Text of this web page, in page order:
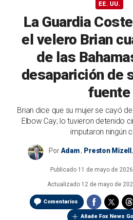
EE. UU.
La Guardia
el velero Brian
de las
desaparición de
fuente
Brian dice que su mujer se cayó
Elbow Cay; lo tuvieron detenido
imputaron ningún
PorAdam, Preston Mizell ,
Publicado 11 de mayo de
Actualizado 12 de mayo de
Comentarios
Añade Fox News